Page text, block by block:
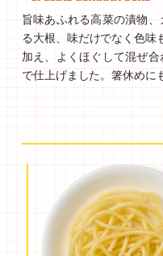
旨味あふれる高菜の漬物
る大根、味だけでなく色味
加え、よくほぐして混ぜ
で仕上げました。箸休めに